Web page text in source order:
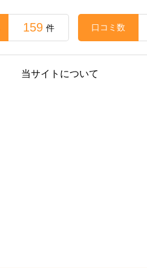
159 件 口コミ数
当サイトについて